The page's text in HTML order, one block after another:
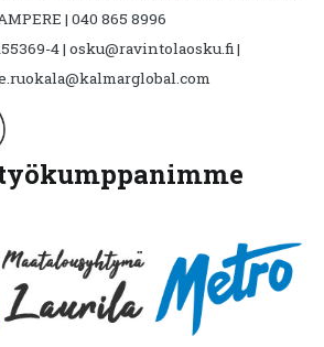
| 040 865 8996
4 | osku@ravintolaosku.fi |